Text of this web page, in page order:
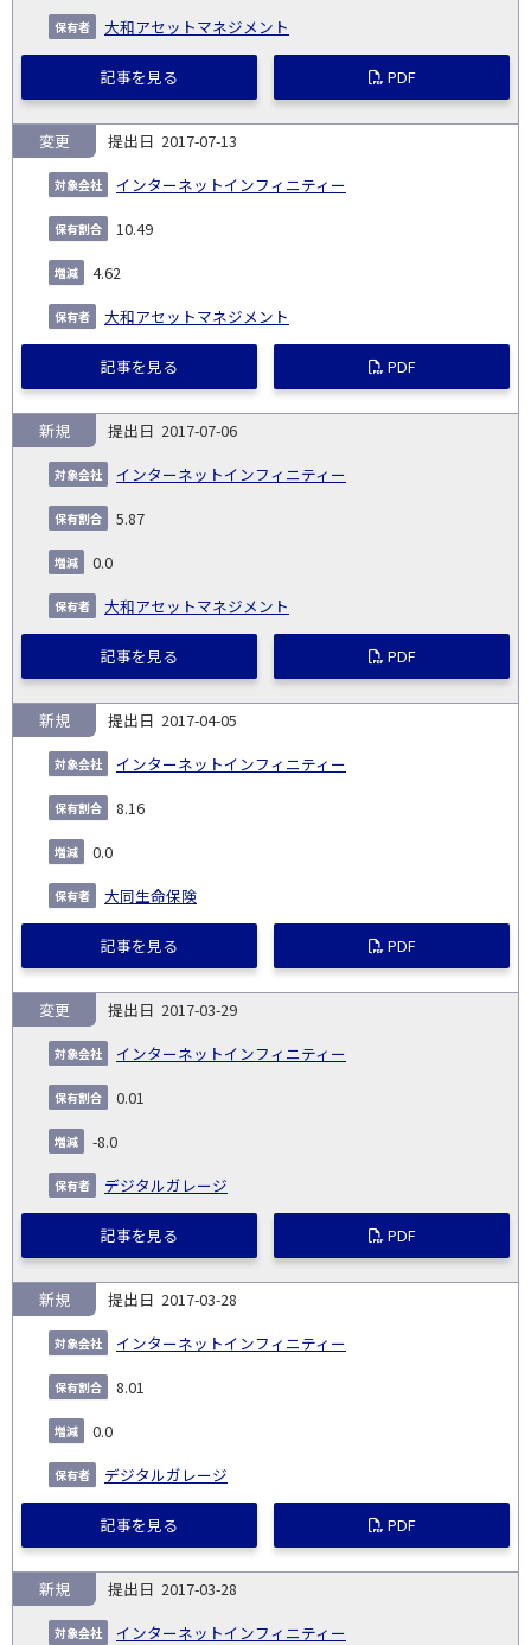
大和アセットマネジメント
記事を見る PDF
2017-07-13
インターネットインフィニティー
変更
10.49
4.62
大和アセットマネジメント
記事を見る PDF
2017-07-06
インターネットインフィニティー
新規
5.87
0.0
大和アセットマネジメント
記事を見る PDF
2017-04-05
インターネットインフィニティー
新規
8.16
0.0
大同生命保険
記事を見る PDF
2017-03-29
インターネットインフィニティー
変更
0.01
-8.0
デジタルガレージ
記事を見る PDF
2017-03-28
インターネットインフィニティー
新規
8.01
0.0
デジタルガレージ
記事を見る PDF
2017-03-28
インターネットインフィニティー
新規